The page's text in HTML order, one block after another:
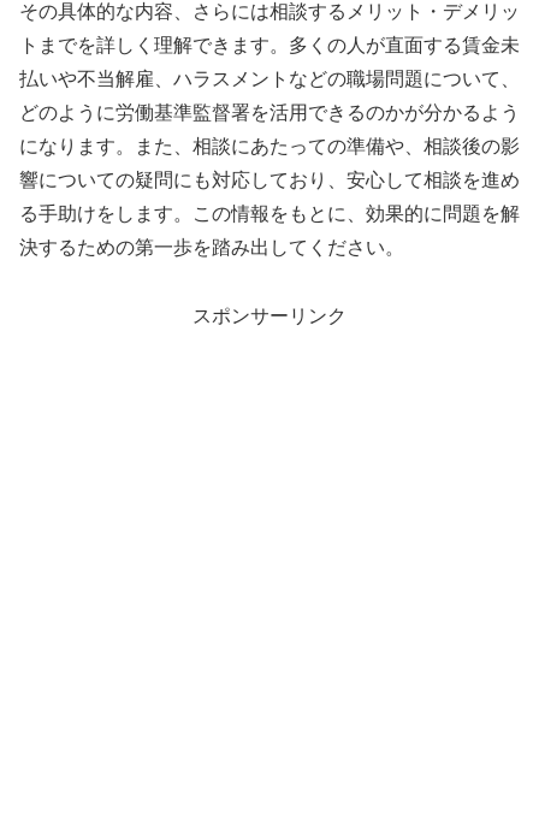
その具体的な内容、さらには相談するメリット・デメリッ
トまでを詳しく理解できます。多くの人が直面する賃金未
払いや不当解雇、ハラスメントなどの職場問題について、
どのように労働基準監督署を活用できるのかが分かるよう
になります。また、相談にあたっての準備や、相談後の影
響についての疑問にも対応しており、安心して相談を進め
る手助けをします。この情報をもとに、効果的に問題を解
決するための第一歩を踏み出してください。
スポンサーリンク